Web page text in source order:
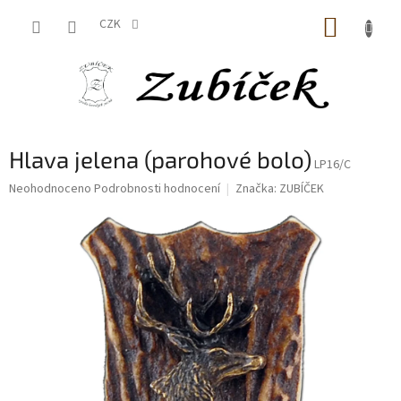
CZK
Hlava jelena (parohové bolo) LP16/C
Průměrné
Neohodnoceno Podrobnosti hodnocení Značka: ZUBÍČEK